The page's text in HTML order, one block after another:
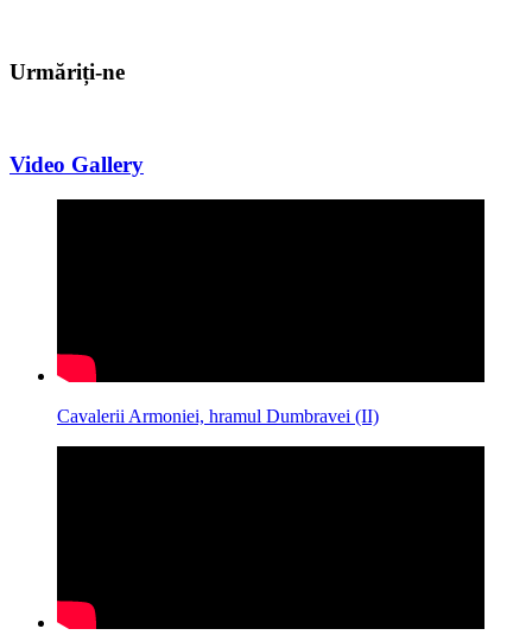
Urmăriți-ne
Video Gallery
Cavalerii Armoniei, hramul Dumbravei (II)